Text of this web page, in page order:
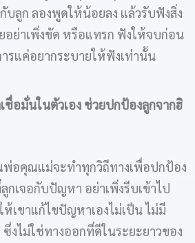
บลูก ลองพูดให้น้อยลง แล้วรับฟังสิ่ง
ย่าเพิ่งขัด หรือแทรก ฟังให้จบก่อน
รแค่อยากระบายให้ฟังเท่านั้น
เชื่อมั่นในตัวเอง ช่วยปกป้องลูกจากฮิ
พ่อคุณแม่จะทำทุกวิถีทางเพื่อปกป้อง
กเจอกับปัญหา อย่าเพิ่งรีบเข้าไป
ห้เขาแก้ไขปัญหาเองไม่เป็น ไม่มี
ไม่ใช่ทางออกที่ดีในระยะยาวของ